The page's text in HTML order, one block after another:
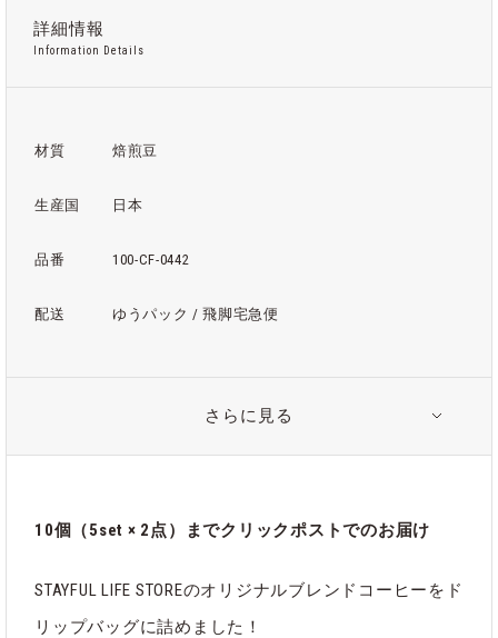
詳細情報
Information Details
材質 焙煎豆
生産国 日本
品番 100-CF-0442
配送 ゆうパック / 飛脚宅急便
＊ドリップバッグを10個（5set × 2点）以上お買い求めの方
さらに見る
10個（5set × 2点）までクリックポストでのお届け
STAYFUL LIFE STOREのオリジナルブレンドコーヒーをド
リップバッグに詰めました！